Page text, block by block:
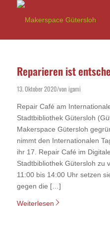
Reparieren ist
13. Oktober 2020/von igami
Repair Café am
Stadtbibliothek Gütersloh
Makerspace Gütersloh
nimmt den Internationalen
ihr 17. Repair Café im
Stadtbibliothek Gütersloh zu
11:00 bis 14:00 Uhr setzen
gegen die […]
Weiterlesen